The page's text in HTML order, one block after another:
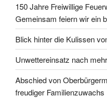
150 Jahre Freiwillige
Gemeinsam feiern wir ein
Blick hinter die Kulissen
Unwettereinsatz nach
Abschied von
freudiger Familienzuwachs